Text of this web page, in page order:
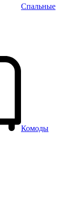
Спальные
Комоды